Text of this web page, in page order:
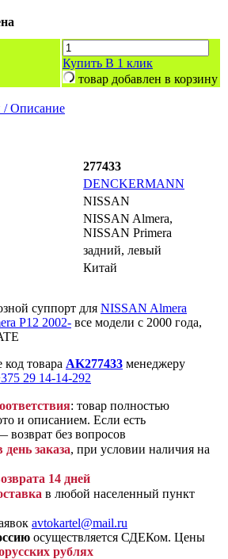
Купить В 1 клик
товар добавлен в корзину
/ Описание
277433
DENCKERMANN
NISSAN
NISSAN Almera,
NISSAN Primera
задний, левый
Китай
суппорт для NISSAN Almera
P12 2002- все модели с 2000 года,
код товара AK277433 менеджеру
29 14-14-292
: товар полностью
и описанием. Если есть
возврат без вопросов
заказа, при условии наличия на
14 дней
в любой населенный пункт
avtokartel@mail.ru
осуществляется СДЕКом. Цены
рублях